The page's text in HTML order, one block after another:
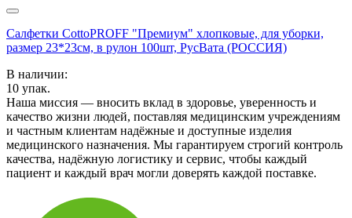
Салфетки CottoPROFF "Премиум" хлопковые, для уборки,
размер 23*23см, в рулон 100шт, РусВата (РОССИЯ)
В наличии:
10 упак.
Наша миссия — вносить вклад в здоровье, уверенность и
качество жизни людей, поставляя медицинским учреждениям
и частным клиентам надёжные и доступные изделия
медицинского назначения. Мы гарантируем строгий контроль
качества, надёжную логистику и сервис, чтобы каждый
пациент и каждый врач могли доверять каждой поставке.